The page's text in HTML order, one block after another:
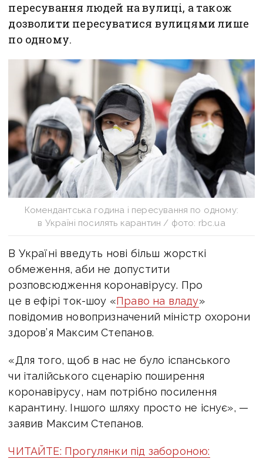
пересування людей на вулиці, а також
дозволити пересуватися вулицями лише
по одному.
Комендантська година і пересування по одному:
в Україні посилять карантин / фото: rbc.ua
В Україні введуть нові більш жорсткі
обмеження, аби не допустити
розповсюдження коронавірусу. Про
це в ефірі ток-шоу «Право на владу»
повідомив новопризначений міністр охорони
здоров’я Максим Степанов.
«Для того, щоб в нас не було іспанського
чи італійського сценарію поширення
коронавірусу, нам потрібно посилення
карантину. Іншого шляху просто не існує», —
заявив Максим Степанов.
ЧИТАЙТЕ: Прогулянки під забороною: